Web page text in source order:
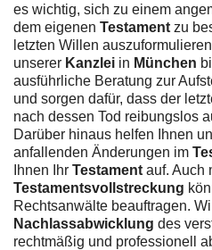
es wichtig, sich zu einem
dem eigenen Testament zu
letzten Willen
unserer Kanzlei in München
ausführliche Beratung zur
und sorgen dafür, dass der
nach dessen Tod reibungslos
Darüber hinaus helfen Ihnen
anfallenden Änderungen im
Ihnen Ihr Testament auf. Auch
Testamentsvollstreckung
Rechtsanwälte beauftragen.
Nachlassabwicklung des
rechtmäßig und professionell